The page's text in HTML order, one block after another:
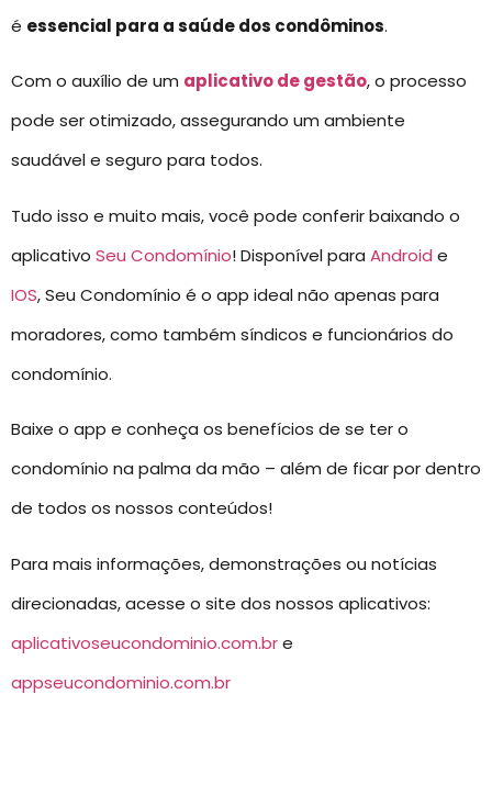
é essencial para a saúde dos condôminos.
Com o auxílio de um aplicativo de gestão, o processo
pode ser otimizado, assegurando um ambiente
saudável e seguro para todos.
Tudo isso e muito mais, você pode conferir baixando o
aplicativo Seu Condomínio! Disponível para Android e
IOS, Seu Condomínio é o app ideal não apenas para
moradores, como também síndicos e funcionários do
condomínio.
Baixe o app e conheça os benefícios de se ter o
condomínio na palma da mão – além de ficar por dentro
de todos os nossos conteúdos!
Para mais informações, demonstrações ou notícias
direcionadas, acesse o site dos nossos aplicativos:
aplicativoseucondominio.com.bre
appseucondominio.com.br